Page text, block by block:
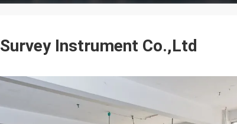
Instrument Co.,Ltd